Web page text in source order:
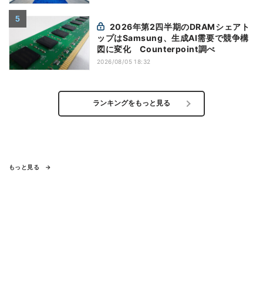
ップはSamsung、生成AI需要で競争構
図に変化 Counterpoint調べ
2026/08/05 18:32
ランキングをもっと見る
もっと見る